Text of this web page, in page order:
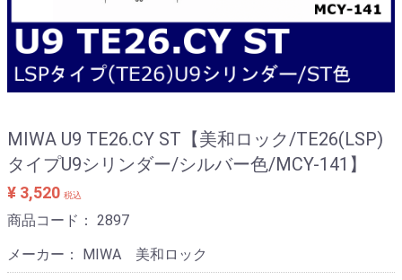
MIWA U9 TE26.CY ST【美和ロック/TE26(LSP)
タイプU9シリンダー/シルバー色/MCY-141】
¥ 3,520 税込
商品コード： 2897
メーカー： MIWA 美和ロック